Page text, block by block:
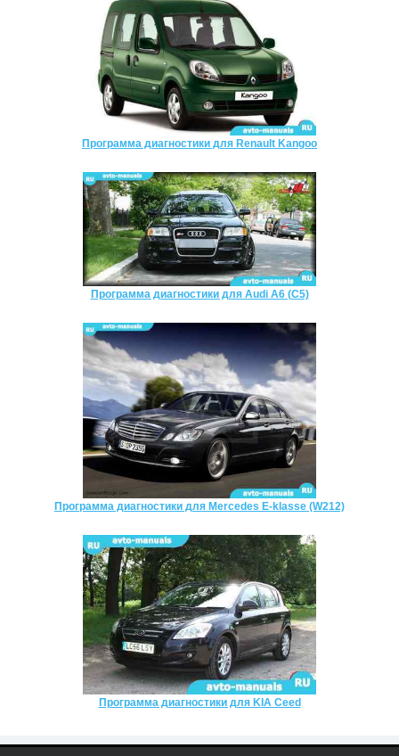
Программа диагностики для Renault Kangoo
Программа диагностики для Audi A6 (C5)
Программа диагностики для Mercedes E-klasse (W212)
Программа диагностики для KIA Ceed